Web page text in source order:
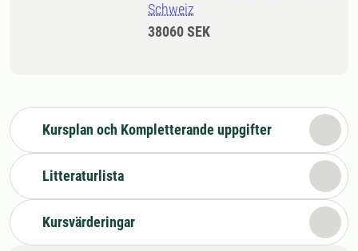
Schweiz
38060 SEK
Kursplan och Kompletterande uppgifter
Litteraturlista
Kursvärderingar